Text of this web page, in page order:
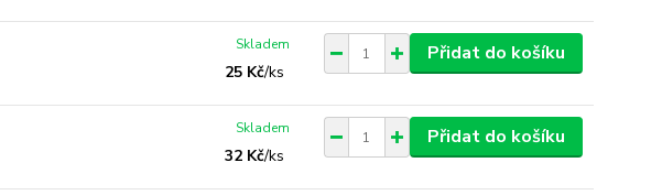
25 Kč/ks
Skladem Přidat do košíku
32 Kč/ks
Skladem Přidat do košíku